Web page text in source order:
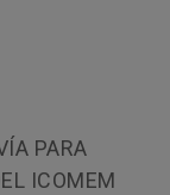
PARA
ICOMEM